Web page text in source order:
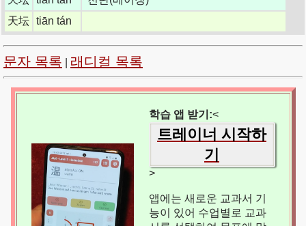
天坛 tiān tán
문자 목록 래디컬 목록
학습 앱 받기:<
트레이너 시작하
기
>
앱에는 새로운 교과서 기
능이 있어 수업별로 교과